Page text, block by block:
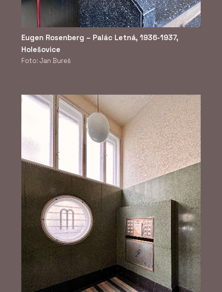
Eugen Rosenberg – Palác Letná, 1936-1937,
Holešovice
Foto: Jan Bureš